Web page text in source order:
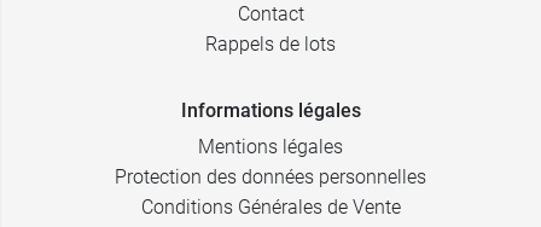
Contact
Rappels de lots
Informations légales
Mentions légales
Protection des données personnelles
Conditions Générales de Vente